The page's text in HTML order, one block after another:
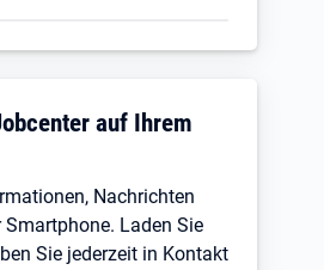
auf Ihrem
Nachrichten
Laden Sie
Sie jederzeit in Kontakt